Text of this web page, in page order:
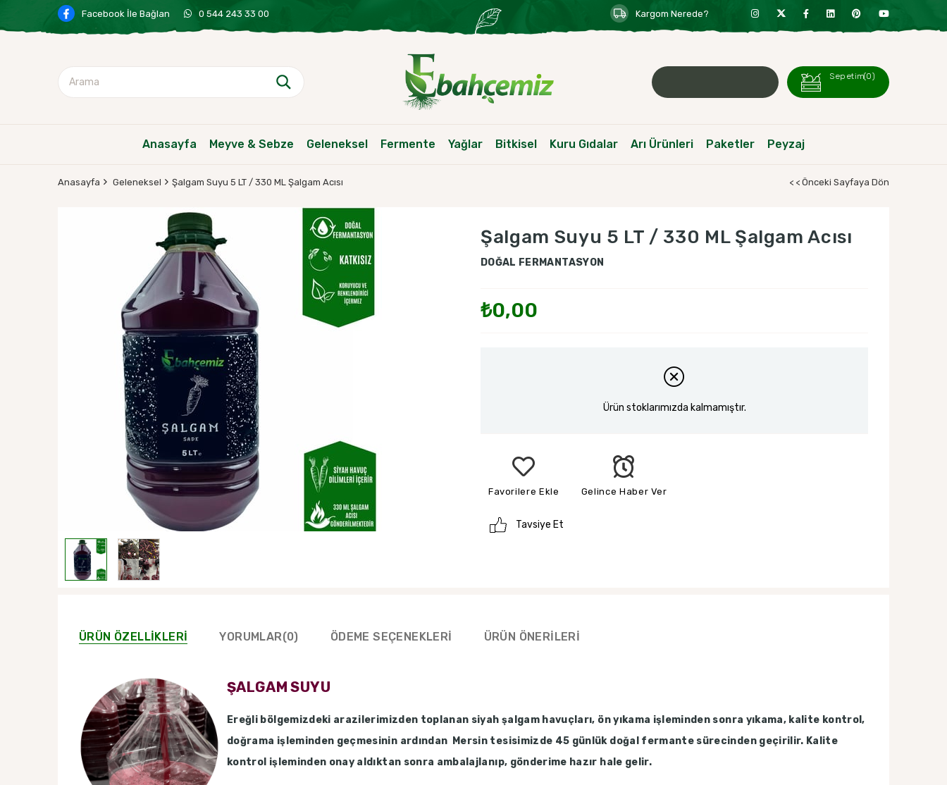
Facebook İle Bağlan 0 544 243 33 00 Kargom Nerede?
Sepetim0
Anasayfa Meyve & Sebze Geleneksel Fermente Yağlar Bitkisel Kuru Gıdalar Arı Ürünleri Paketler Peyzaj
Anasayfa Geleneksel Şalgam Suyu 5 LT / 330 ML Şalgam Acısı < < Önceki Sayfaya Dön
Şalgam Suyu 5 LT / 330 ML Şalgam Acısı
DOĞAL FERMANTASYON
₺0,00
Ürün stoklarımızda kalmamıştır.
Favorilere Ekle Gelince Haber Ver
Tavsiye Et
ÜRÜN ÖZELLIKLERI YORUMLAR(0) ÖDEME SEÇENEKLERI ÜRÜN ÖNERILERI
ŞALGAM SUYU
Ereğli bölgemizdeki arazilerimizden toplanan siyah şalgam havuçları, ön yıkama işleminden sonra yıkama, kalite kontrol,
doğrama işleminden geçmesinin ardından Mersin tesisimizde 45 günlük doğal fermante sürecinden geçirilir. Kalite
kontrol işleminden onay aldıktan sonra ambalajlanıp, gönderime hazır hale gelir.